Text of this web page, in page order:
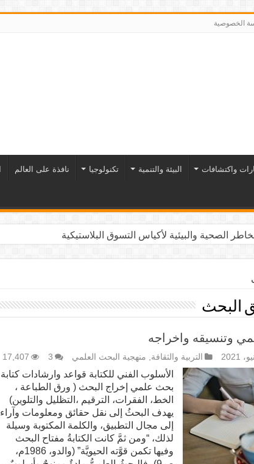
الخصوصية
واكتشافات البيئة والتنمية تكنولوجيا نافذة على العالم
الصحية والبيئية لأكياس التسوق البلاستيكية
البحث
وتنسيقه واخراجه
التربية والثقافة, منهجية البحث العلمي 3
17,407
الأسلوب الفني للكتابة قواعد وارشادات كتابة
بحث علمي إخراج البحث ( ورق الطباعة ،
الخط، الفقرات، الترقيم ،التظليل والتلوين)
يهدف البحثُ إلى نقل حقائق ومعلومات وآراء
إلى مجال التطبيق، والكلمة المكتوبة وسيلة
لذلك، “ومن ثمَّ كانت الكتابةُ مفتاح البحث
وفيها تكمن قوَّته الحيويَّة” (والدو، 1986م،